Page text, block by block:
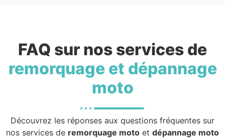
FAQ sur nos services de
remorquage et dépannage
moto
Découvrez les réponses aux questions fréquentes sur
nos services de remorquage moto et dépannage moto